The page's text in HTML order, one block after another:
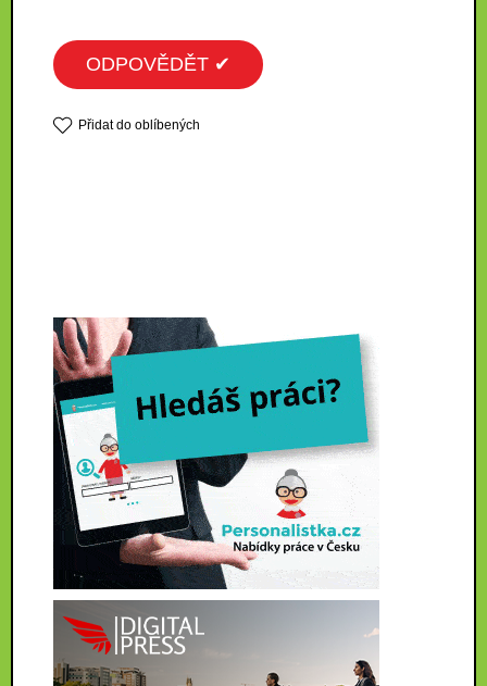
ODPOVĚDĚT ✔
Přidat do oblíbených